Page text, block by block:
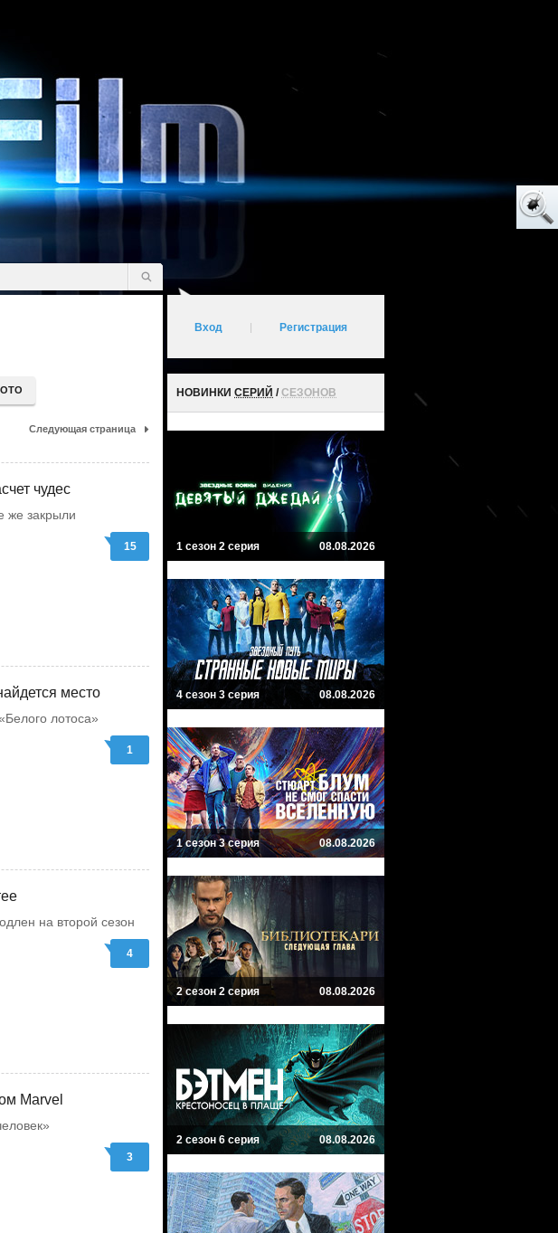
Следующая страница
чудес
же закрыли
15
место
лотоса»
1
на второй сезон
4
Marvel
3
Вход Регистрация
НОВИНКИ СЕРИЙ /СЕЗОНОВ
1 сезон 2 серия 08.08.2026
4 сезон 3 серия 08.08.2026
1 сезон 3 серия 08.08.2026
2 сезон 2 серия 08.08.2026
2 сезон 6 серия 08.08.2026